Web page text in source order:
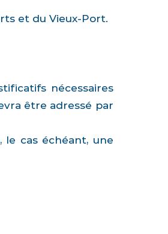
et du Vieux-Port.
nécessaires
être adressé par
le cas échéant, une